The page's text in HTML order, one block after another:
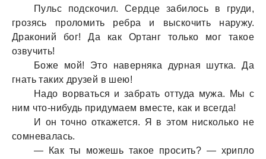
Пульс подскочил. Сердце забилось в груди,
грозясь проломить ребра и выскочить наружу.
Драконий бог! Да как Ортанг только мог такое
озвучить!
Боже мой! Это наверняка дурная шутка. Да
гнать таких друзей в шею!
Надо ворваться и забрать оттуда мужа. Мы с
ним что-нибудь придумаем вместе, как и всегда!
И он точно откажется. Я в этом нисколько не
сомневалась.
— Как ты можешь такое просить? — хрипло